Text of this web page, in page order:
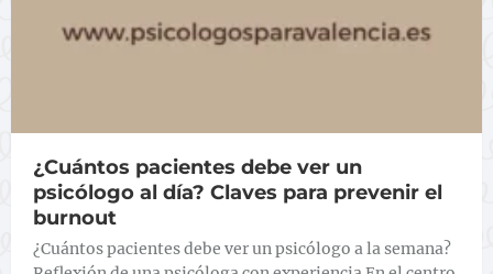
¿Cuántos pacientes debe ver un
psicólogo al día? Claves para prevenir el
burnout
¿Cuántos pacientes debe ver un psicólogo a la semana?